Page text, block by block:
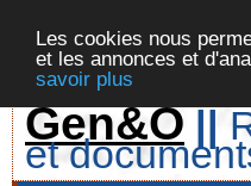
Les cookies nous
et les annonces et
savoir plus
Gen&O ||
et